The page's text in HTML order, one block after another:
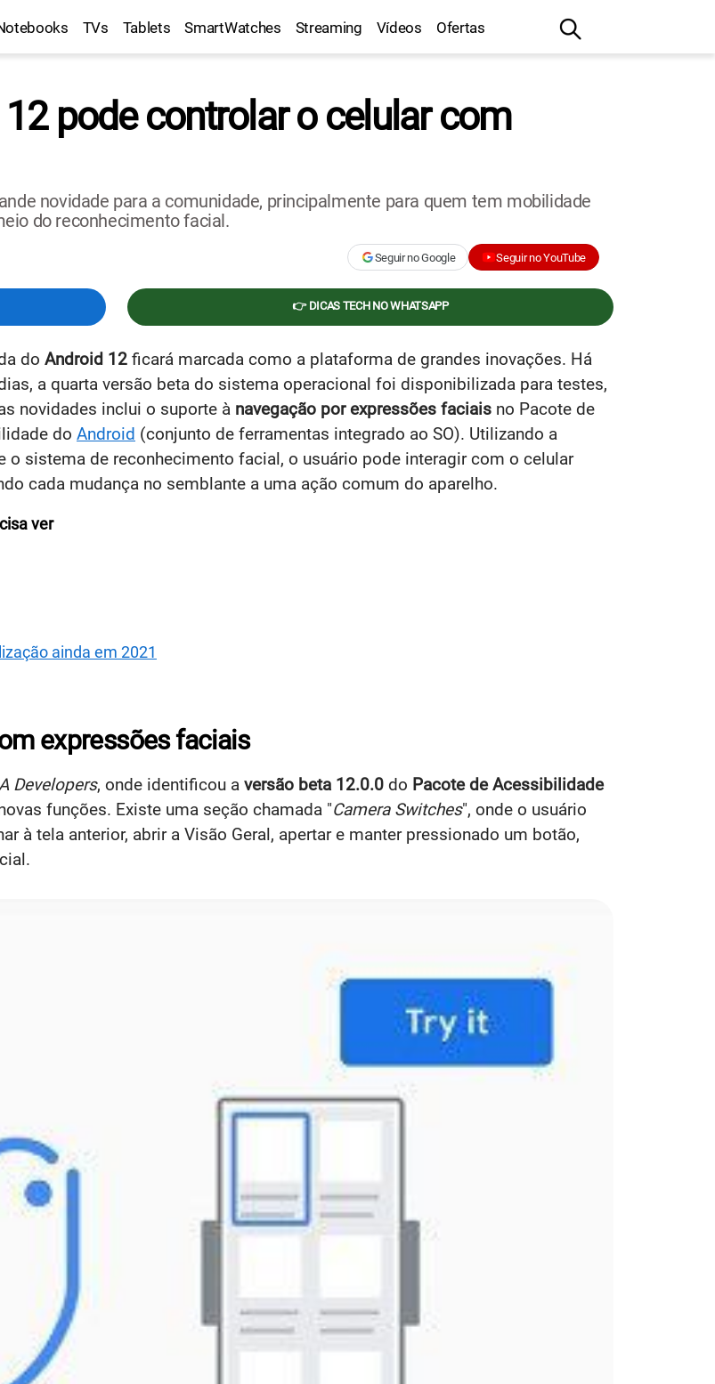
TVs Tablets SmartWatches Streaming Vídeos Ofertas
pode controlar o celular com
novidade para a comunidade, principalmente para quem tem mobilidade
do reconhecimento facial.
Seguir no Google Seguir no YouTube
👉 DICAS TECH NO WHATSAPP
do Android 12 ficará marcada como a plataforma de grandes inovações. Há
a quarta versão beta do sistema operacional foi disponibilizada para testes,
novidades inclui o suporte à navegação por expressões faciais no Pacote de
do Android (conjunto de ferramentas integrado ao SO). Utilizando a
o sistema de reconhecimento facial, o usuário pode interagir com o celular
cada mudança no semblante a uma ação comum do aparelho.
ver
ainda em 2021
expressões faciais
Developers, onde identificou a versão beta 12.0.0 do Pacote de Acessibilidade
funções. Existe uma seção chamada "Camera Switches", onde o usuário
à tela anterior, abrir a Visão Geral, apertar e manter pressionado um botão,